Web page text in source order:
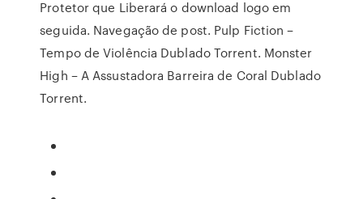
Protetor que Liberará o download logo em
seguida. Navegação de post. Pulp Fiction –
Tempo de Violência Dublado Torrent. Monster
High – A Assustadora Barreira de Coral Dublado
Torrent.